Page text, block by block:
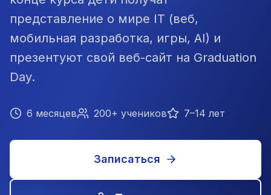
представление о мире IT (веб,
мобильная разработка, игры, AI) и
презентуют свой веб-сайт на Graduation
Day.
6 месяцев 200+ учеников 7–14 лет
Записаться